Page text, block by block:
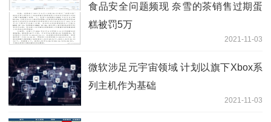
食品安全问题频现 奈雪的茶销售过期蛋
糕被罚5万
2021-11-03
微软涉足元宇宙领域 计划以旗下Xbox系
列主机作为基础
2021-11-03